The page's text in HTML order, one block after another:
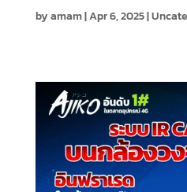
byamam|Apr 6, 2025|